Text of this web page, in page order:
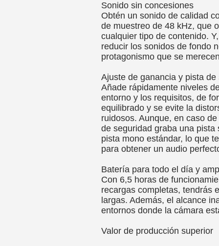
Sonido sin concesiones
Obtén un sonido de calidad
de muestreo de 48 kHz, que
cualquier tipo de contenido.
reducir los sonidos de fondo
protagonismo que se
Ajuste de ganancia y pista de
Añade rápidamente niveles
entorno y los requisitos, de
equilibrado y se evite la
ruidosos. Aunque, en caso
de seguridad graba una
pista mono estándar, lo que
para obtener un audio
Batería para todo el día y
Con 6,5 horas de
recargas completas, tendrás
largas. Además, el alcance
entornos donde la cámara
Valor de producción superior